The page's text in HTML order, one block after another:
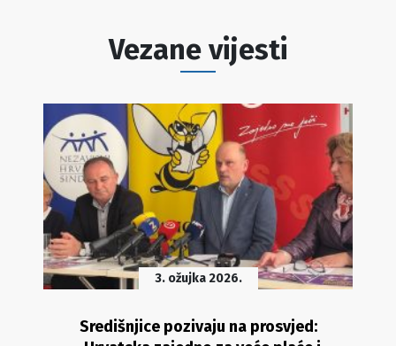
Vezane vijesti
3. ožujka 2026.
Središnjice pozivaju na prosvjed: